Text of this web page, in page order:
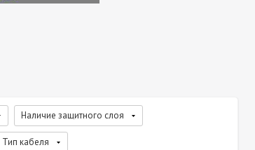
Наличие защитного слоя
Тип кабеля